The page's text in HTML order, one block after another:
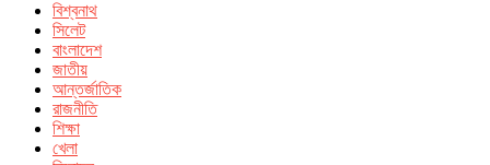
বিশ্বনাথ
সিলেট
বাংলাদেশ
জাতীয়
আন্তর্জাতিক
রাজনীতি
শিক্ষা
খেলা